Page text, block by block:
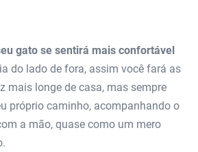
gato se sentirá mais confortável
do lado de fora, assim você fará as
mais longe de casa, mas sempre
próprio caminho, acompanhando o
a mão, quase como um mero